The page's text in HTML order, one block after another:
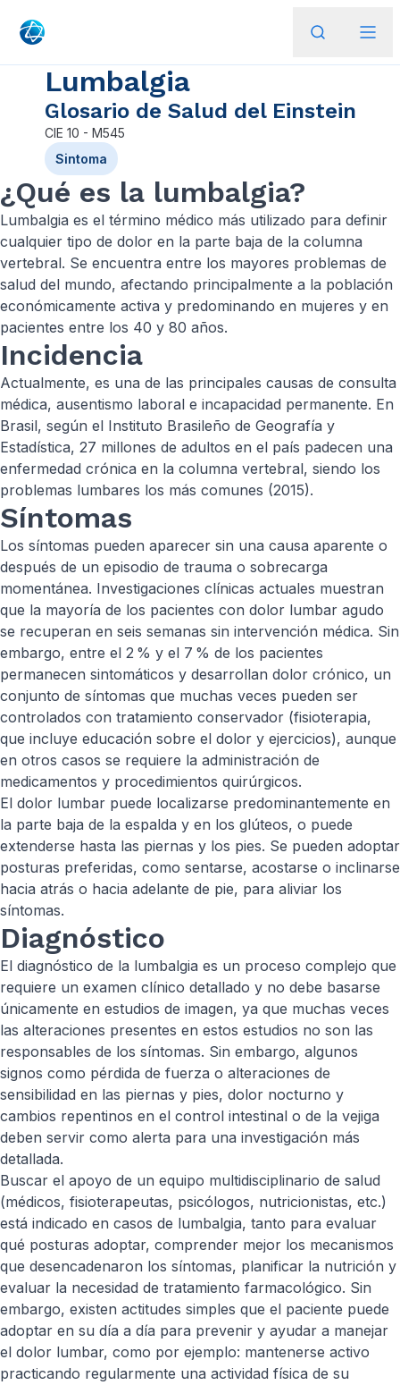
Lumbalgia
Glosario de Salud del Einstein
CIE 10 - M545
Sintoma
¿Qué es la lumbalgia?
Lumbalgia es el término médico más utilizado para definir
cualquier tipo de dolor en la parte baja de la columna
vertebral. Se encuentra entre los mayores problemas de
salud del mundo, afectando principalmente a la población
económicamente activa y predominando en mujeres y en
pacientes entre los 40 y 80 años.
Incidencia
Actualmente, es una de las principales causas de consulta
médica, ausentismo laboral e incapacidad permanente. En
Brasil, según el Instituto Brasileño de Geografía y
Estadística, 27 millones de adultos en el país padecen una
enfermedad crónica en la columna vertebral, siendo los
problemas lumbares los más comunes (2015).
Síntomas
Los síntomas pueden aparecer sin una causa aparente o
después de un episodio de trauma o sobrecarga
momentánea. Investigaciones clínicas actuales muestran
que la mayoría de los pacientes con dolor lumbar agudo
se recuperan en seis semanas sin intervención médica. Sin
embargo, entre el 2 % y el 7 % de los pacientes
permanecen sintomáticos y desarrollan dolor crónico, un
conjunto de síntomas que muchas veces pueden ser
controlados con tratamiento conservador (fisioterapia,
que incluye educación sobre el dolor y ejercicios), aunque
en otros casos se requiere la administración de
medicamentos y procedimientos quirúrgicos.
El dolor lumbar puede localizarse predominantemente en
la parte baja de la espalda y en los glúteos, o puede
extenderse hasta las piernas y los pies. Se pueden adoptar
posturas preferidas, como sentarse, acostarse o inclinarse
hacia atrás o hacia adelante de pie, para aliviar los
síntomas.
Diagnóstico
El diagnóstico de la lumbalgia es un proceso complejo que
requiere un examen clínico detallado y no debe basarse
únicamente en estudios de imagen, ya que muchas veces
las alteraciones presentes en estos estudios no son las
responsables de los síntomas. Sin embargo, algunos
signos como pérdida de fuerza o alteraciones de
sensibilidad en las piernas y pies, dolor nocturno y
cambios repentinos en el control intestinal o de la vejiga
deben servir como alerta para una investigación más
detallada.
Buscar el apoyo de un equipo multidisciplinario de salud
(médicos, fisioterapeutas, psicólogos, nutricionistas, etc.)
está indicado en casos de lumbalgia, tanto para evaluar
qué posturas adoptar, comprender mejor los mecanismos
que desencadenaron los síntomas, planificar la nutrición y
evaluar la necesidad de tratamiento farmacológico. Sin
embargo, existen actitudes simples que el paciente puede
adoptar en su día a día para prevenir y ayudar a manejar
el dolor lumbar, como por ejemplo: mantenerse activo
practicando regularmente una actividad física de su